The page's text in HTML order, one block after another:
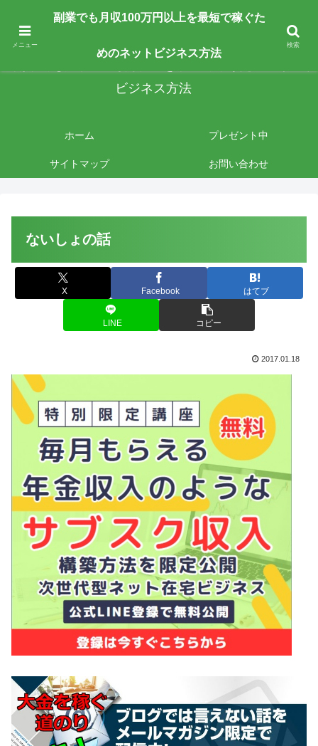
副業で月収100万円以上を最短最速で目指す人向けです。ネットビジネスで稼
ビジネス方法
ホーム プレゼント中
サイトマップ お問い合わせ
ないしょの話
X Facebook はてブ
LINE コピー
2017.01.18
メニュー
副業でも月収100万円以上を最短で稼ぐた
めのネットビジネス方法
検索